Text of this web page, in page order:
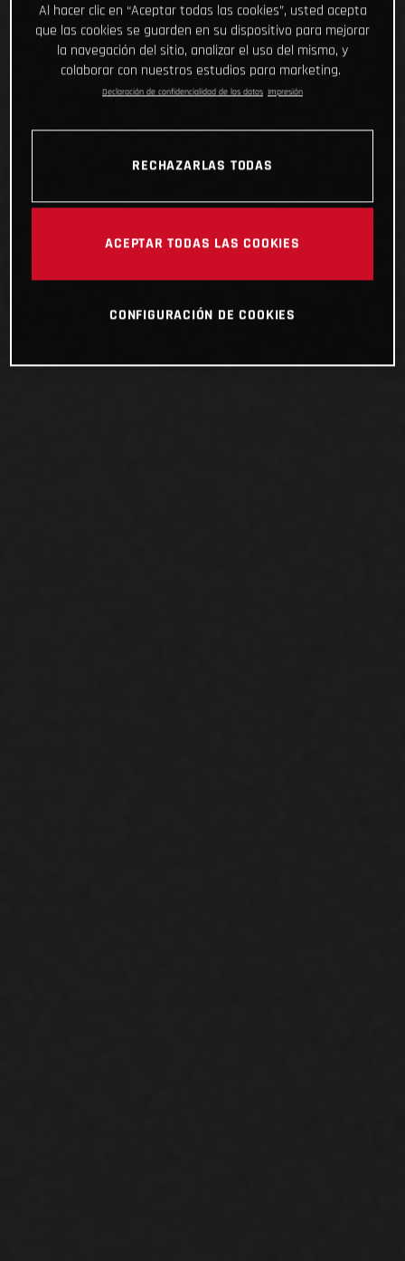
Al hacer clic en “Aceptar todas las cookies”, usted acepta
que las cookies se guarden en su dispositivo para mejorar
la navegación del sitio, analizar el uso del mismo, y
colaborar con nuestros estudios para marketing.
Declaración de confidencialidad de los datos Impresión
RECHAZARLAS TODAS
ACEPTAR TODAS LAS COOKIES
CONFIGURACIÓN DE COOKIES